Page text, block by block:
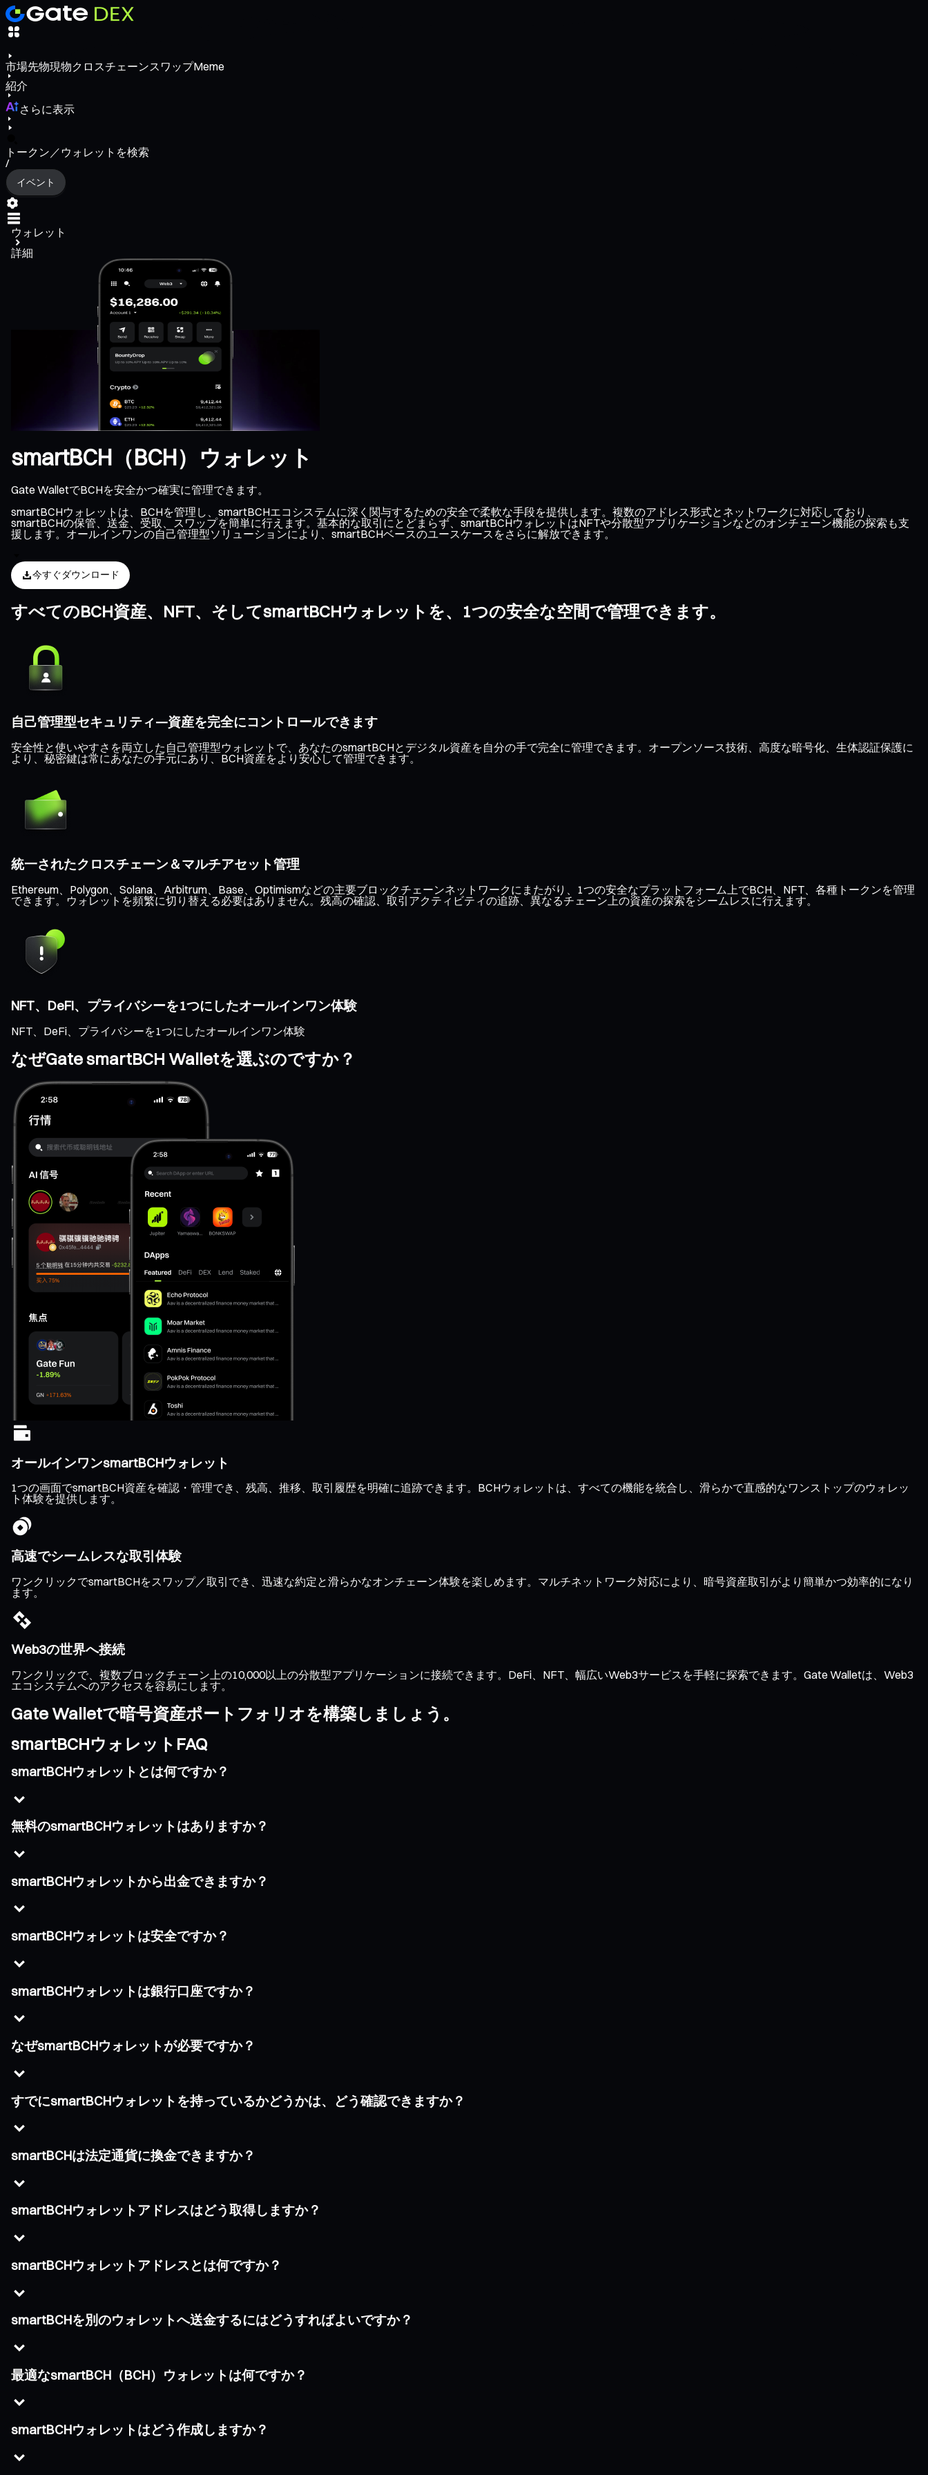
市場先物現物クロスチェーンスワップMeme
紹介
さらに表示
トークン／ウォレットを検索
/
イベント
ウォレット
詳細
smartBCH（BCH）ウォレット
Gate WalletでBCHを安全かつ確実に管理できます。
smartBCHウォレットは、BCHを管理し、smartBCHエコシステムに深く関与するための安全で柔軟な手段を提供します。複数のアドレス形式とネットワークに対応しており、
smartBCHの保管、送金、受取、スワップを簡単に行えます。基本的な取引にとどまらず、smartBCHウォレットはNFTや分散型アプリケーションなどのオンチェーン機能の探索も支
援します。オールインワンの自己管理型ソリューションにより、smartBCHベースのユースケースをさらに解放できます。
今すぐダウンロード
すべてのBCH資産、NFT、そしてsmartBCHウォレットを、1つの安全な空間で管理できます。
自己管理型セキュリティ—資産を完全にコントロールできます
安全性と使いやすさを両立した自己管理型ウォレットで、あなたのsmartBCHとデジタル資産を自分の手で完全に管理できます。オープンソース技術、高度な暗号化、生体認証保護に
より、秘密鍵は常にあなたの手元にあり、BCH資産をより安心して管理できます。
統一されたクロスチェーン＆マルチアセット管理
Ethereum、Polygon、Solana、Arbitrum、Base、Optimismなどの主要ブロックチェーンネットワークにまたがり、1つの安全なプラットフォーム上でBCH、NFT、各種トークンを管理
できます。ウォレットを頻繁に切り替える必要はありません。残高の確認、取引アクティビティの追跡、異なるチェーン上の資産の探索をシームレスに行えます。
NFT、DeFi、プライバシーを1つにしたオールインワン体験
NFT、DeFi、プライバシーを1つにしたオールインワン体験
なぜGate smartBCH Walletを選ぶのですか？
オールインワンsmartBCHウォレット
1つの画面でsmartBCH資産を確認・管理でき、残高、推移、取引履歴を明確に追跡できます。BCHウォレットは、すべての機能を統合し、滑らかで直感的なワンストップのウォレッ
ト体験を提供します。
高速でシームレスな取引体験
ワンクリックでsmartBCHをスワップ／取引でき、迅速な約定と滑らかなオンチェーン体験を楽しめます。マルチネットワーク対応により、暗号資産取引がより簡単かつ効率的になり
ます。
Web3の世界へ接続
ワンクリックで、複数ブロックチェーン上の10,000以上の分散型アプリケーションに接続できます。DeFi、NFT、幅広いWeb3サービスを手軽に探索できます。Gate Walletは、Web3
エコシステムへのアクセスを容易にします。
Gate Walletで暗号資産ポートフォリオを構築しましょう。
smartBCHウォレットFAQ
smartBCHウォレットとは何ですか？
無料のsmartBCHウォレットはありますか？
smartBCHウォレットから出金できますか？
smartBCHウォレットは安全ですか？
smartBCHウォレットは銀行口座ですか？
なぜsmartBCHウォレットが必要ですか？
すでにsmartBCHウォレットを持っているかどうかは、どう確認できますか？
smartBCHは法定通貨に換金できますか？
smartBCHウォレットアドレスはどう取得しますか？
smartBCHウォレットアドレスとは何ですか？
smartBCHを別のウォレットへ送金するにはどうすればよいですか？
最適なsmartBCH（BCH）ウォレットは何ですか？
smartBCHウォレットはどう作成しますか？